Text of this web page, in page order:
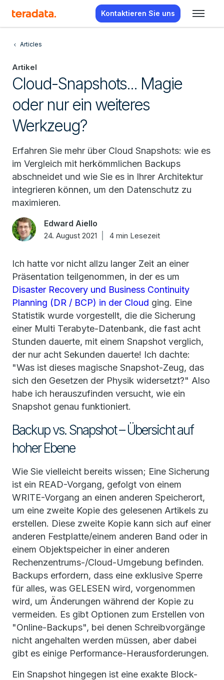
Kontaktieren Sie uns
Articles
Artikel
Cloud-Snapshots... Magie
oder nur ein weiteres
Werkzeug?
Erfahren Sie mehr über Cloud Snapshots: wie es
im Vergleich mit herkömmlichen Backups
abschneidet und wie Sie es in Ihrer Architektur
integrieren können, um den Datenschutz zu
maximieren.
Edward Aiello
24. August 2021 4 min Lesezeit
Ich hatte vor nicht allzu langer Zeit an einer
Präsentation teilgenommen, in der es um
Disaster Recovery und Business Continuity
Planning (DR / BCP) in der Cloud ging. Eine
Statistik wurde vorgestellt, die die Sicherung
einer Multi Terabyte-Datenbank, die fast acht
Stunden dauerte, mit einem Snapshot verglich,
der nur acht Sekunden dauerte! Ich dachte:
"Was ist dieses magische Snapshot-Zeug, das
sich den Gesetzen der Physik widersetzt?" Also
habe ich herauszufinden versucht, wie ein
Snapshot genau funktioniert.
Backup vs. Snapshot – Übersicht auf
hoher Ebene
Wie Sie vielleicht bereits wissen; Eine Sicherung
ist ein READ-Vorgang, gefolgt von einem
WRITE-Vorgang an einen anderen Speicherort,
um eine zweite Kopie des gelesenen Artikels zu
erstellen. Diese zweite Kopie kann sich auf einer
anderen Festplatte/einem anderen Band oder in
einem Objektspeicher in einer anderen
Rechenzentrums-/Cloud-Umgebung befinden.
Backups erfordern, dass eine exklusive Sperre
für alles, was GELESEN wird, vorgenommen
wird, um Änderungen während der Kopie zu
vermeiden. Es gibt Optionen zum Erstellen von
"Online-Backups", bei denen Schreibvorgänge
nicht angehalten werden müssen, aber dabei
gibt es einige Performance-Herausforderungen.
Ein Snapshot hingegen ist eine exakte Block-